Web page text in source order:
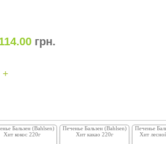
грн.
+
Бальзен (Bahlsen)
Хит кокос 220г
Печенье Бальзен (Bahlsen)
Хит какао 220г
Печенье
Хит